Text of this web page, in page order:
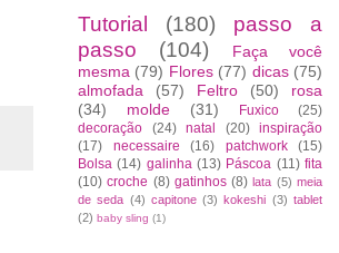
Tutorial (180)
passo a
passo
(104)
Faça você
mesma (79) Flores (77) dicas (75)
almofada
(57) Feltro (50)
rosa
(34)
molde (31) Fuxico
(25)
decoração
(24) natal (20)
inspiração
(17)
necessaire (16) patchwork
(15)
Bolsa (14) galinha (13) Páscoa (11) fita
(10) croche (8) gatinhos (8) lata (5) meia
de seda (4) capitone (3) kokeshi (3) tablet
(2) baby sling (1)